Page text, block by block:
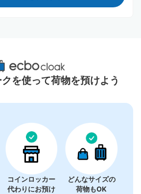
おすすめコインロッカー
0件
を使って荷物を預けよう
コインロッカー
代わりにお預け
どんなサイズの
荷物もOK